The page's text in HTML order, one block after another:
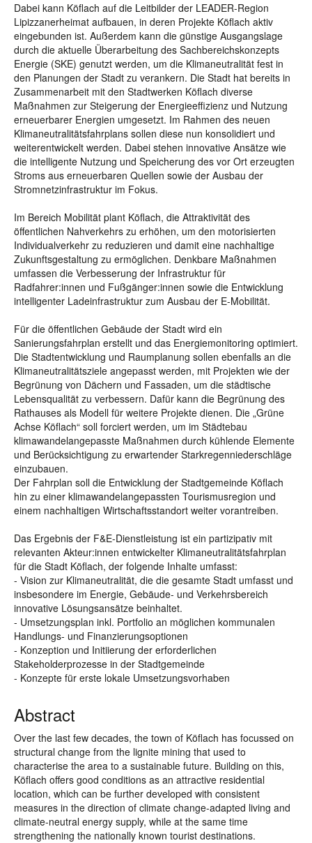
Dabei kann Köflach auf die Leitbilder der LEADER-Region
Lipizzanerheimat aufbauen, in deren Projekte Köflach aktiv
eingebunden ist. Außerdem kann die günstige Ausgangslage
durch die aktuelle Überarbeitung des Sachbereichskonzepts
Energie (SKE) genutzt werden, um die Klimaneutralität fest in
den Planungen der Stadt zu verankern. Die Stadt hat bereits in
Zusammenarbeit mit den Stadtwerken Köflach diverse
Maßnahmen zur Steigerung der Energieeffizienz und Nutzung
erneuerbarer Energien umgesetzt. Im Rahmen des neuen
Klimaneutralitätsfahrplans sollen diese nun konsolidiert und
weiterentwickelt werden. Dabei stehen innovative Ansätze wie
die intelligente Nutzung und Speicherung des vor Ort erzeugten
Stroms aus erneuerbaren Quellen sowie der Ausbau der
Stromnetzinfrastruktur im Fokus.
Im Bereich Mobilität plant Köflach, die Attraktivität des
öffentlichen Nahverkehrs zu erhöhen, um den motorisierten
Individualverkehr zu reduzieren und damit eine nachhaltige
Zukunftsgestaltung zu ermöglichen. Denkbare Maßnahmen
umfassen die Verbesserung der Infrastruktur für
Radfahrer:innen und Fußgänger:innen sowie die Entwicklung
intelligenter Ladeinfrastruktur zum Ausbau der E-Mobilität.
Für die öffentlichen Gebäude der Stadt wird ein
Sanierungsfahrplan erstellt und das Energiemonitoring optimiert.
Die Stadtentwicklung und Raumplanung sollen ebenfalls an die
Klimaneutralitätsziele angepasst werden, mit Projekten wie der
Begrünung von Dächern und Fassaden, um die städtische
Lebensqualität zu verbessern. Dafür kann die Begrünung des
Rathauses als Modell für weitere Projekte dienen. Die „Grüne
Achse Köflach“ soll forciert werden, um im Städtebau
klimawandelangepasste Maßnahmen durch kühlende Elemente
und Berücksichtigung zu erwartender Starkregenniederschläge
einzubauen.
Der Fahrplan soll die Entwicklung der Stadtgemeinde Köflach
hin zu einer klimawandelangepassten Tourismusregion und
einem nachhaltigen Wirtschaftsstandort weiter vorantreiben.
Das Ergebnis der F&E-Dienstleistung ist ein partizipativ mit
relevanten Akteur:innen entwickelter Klimaneutralitätsfahrplan
für die Stadt Köflach, der folgende Inhalte umfasst:
- Vision zur Klimaneutralität, die die gesamte Stadt umfasst und
insbesondere im Energie, Gebäude- und Verkehrsbereich
innovative Lösungsansätze beinhaltet.
- Umsetzungsplan inkl. Portfolio an möglichen kommunalen
Handlungs- und Finanzierungsoptionen
- Konzeption und Initiierung der erforderlichen
Stakeholderprozesse in der Stadtgemeinde
- Konzepte für erste lokale Umsetzungsvorhaben
Abstract
Over the last few decades, the town of Köflach has focussed on
structural change from the lignite mining that used to
characterise the area to a sustainable future. Building on this,
Köflach offers good conditions as an attractive residential
location, which can be further developed with consistent
measures in the direction of climate change-adapted living and
climate-neutral energy supply, while at the same time
strengthening the nationally known tourist destinations.